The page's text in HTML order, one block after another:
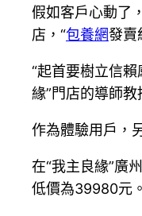
假如客戶心動了
店，“包養網發賣
“起首要樹立信
緣”門店的導師
作為體驗用戶，
在“我主良緣”廣
低價為39980元